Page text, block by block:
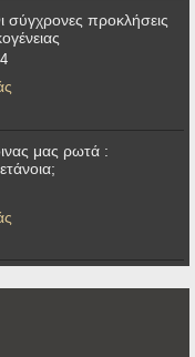
σύγχρονες προκλήσεις
μας ρωτά :